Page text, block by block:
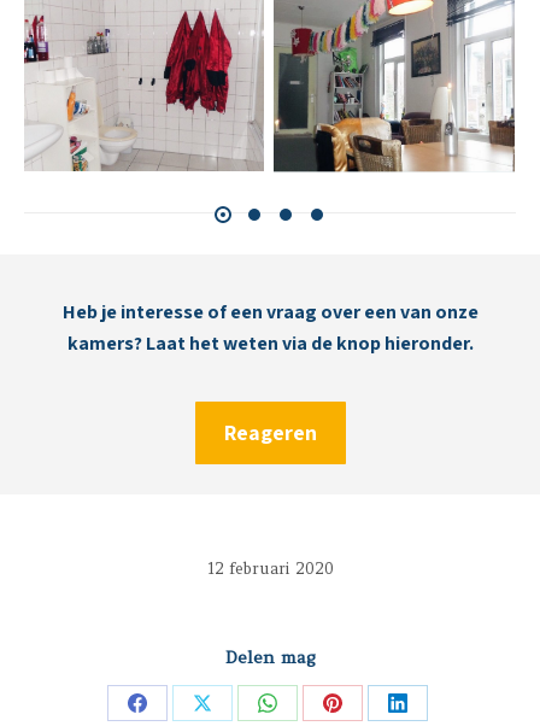
Heb je interesse of een vraag over een van onze
kamers? Laat het weten via de knop hieronder.
Reageren
12 februari 2020
Delen mag
Deel
Deel
Deel
Deel
Deel